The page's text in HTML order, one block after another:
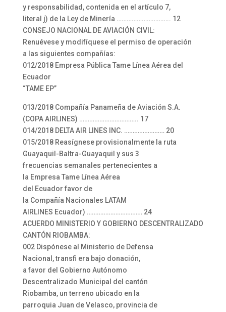
y responsabilidad, contenida en el artículo 7,
literal j) de la Ley de Minería ………………………….. 12
CONSEJO NACIONAL DE AVIACIÓN CIVIL:
Renuévese y modifíquese el permiso de operación
a las siguientes compañías:
012/2018 Empresa Pública Tame Línea Aérea del
Ecuador
“TAME EP”
013/2018 Compañía Panameña de Aviación S.A.
(COPA AIRLINES) …………………………….. 17
014/2018 DELTA AIR LINES INC. …………………… 20
015/2018 Reasígnese provisionalmente la ruta
Guayaquil-Baltra-Guayaquil y sus 3
frecuencias semanales pertenecientes a
la Empresa Tame Línea Aérea
del Ecuador favor de
la Compañía Nacionales LATAM
AIRLINES Ecuador) …………………………… 24
ACUERDO MINISTERIO Y GOBIERNO DESCENTRALIZADO
CANTÓN RIOBAMBA:
002 Dispónese al Ministerio de Defensa
Nacional, transfi era bajo donación,
a favor del Gobierno Autónomo
Descentralizado Municipal del cantón
Riobamba, un terreno ubicado en la
parroquia Juan de Velasco, provincia de